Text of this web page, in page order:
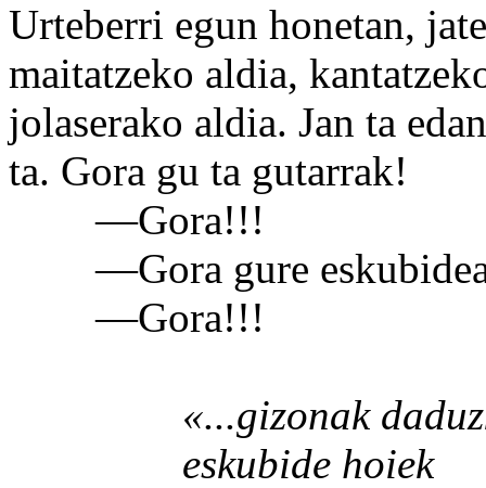
Urteberri egun honetan,
maitatzeko aldia,
jolaserako aldia. Jan ta
ta. Gora gu ta gutarrak!
—Gora!!!
—Gora gure
—Gora!!!
«...gizonak
eskubide hoiek